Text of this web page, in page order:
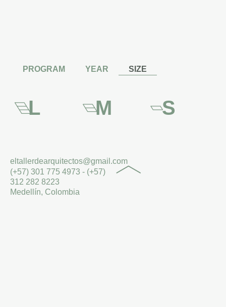
PROGRAM YEAR SIZE
L M S
eltallerdearquitectos@gmail.com
(+57) 301 775 4973 - (+57)
312 282 8223
Medellín, Colombia